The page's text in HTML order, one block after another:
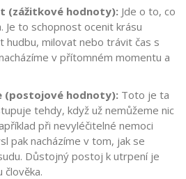
(zážitkové hodnoty): Jde o to, co
Je to schopnost ocenit krásu
hudbu, milovat nebo trávit čas s
v přítomném momentu a
(postojové hodnoty): Toto je ta
tehdy, když už nemůžeme nic
při nevyléčitelné nemoci
pak nacházíme v tom, jak se
Důstojný postoj k utrpení je